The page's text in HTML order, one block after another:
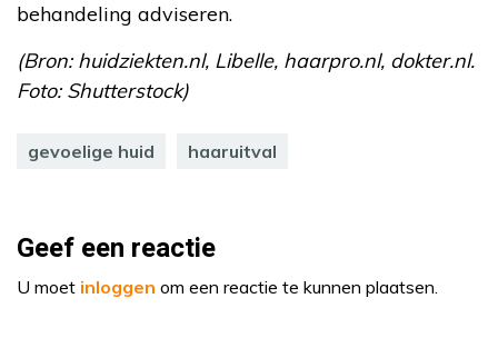
behandeling adviseren.
(Bron: huidziekten.nl, Libelle, haarpro.nl, dokter.nl.
Foto: Shutterstock)
gevoelige huid haaruitval
Geef een reactie
U moet inloggen om een reactie te kunnen plaatsen.